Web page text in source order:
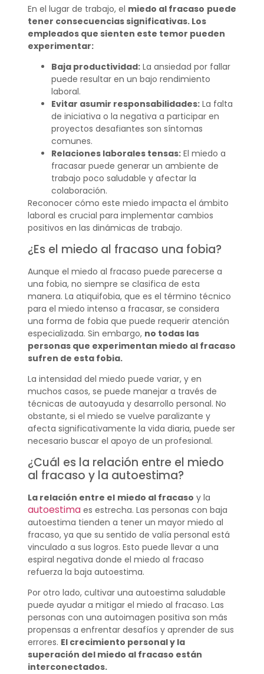
En el lugar de trabajo, el miedo al fracaso puede
tener consecuencias significativas. Los
empleados que sienten este temor pueden
experimentar:
Baja productividad:La ansiedad por fallar
puede resultar en un bajo rendimiento
laboral.
Evitar asumir responsabilidades:La falta
de iniciativa o la negativa a participar en
proyectos desafiantes son síntomas
comunes.
Relaciones laborales tensas:El miedo a
fracasar puede generar un ambiente de
trabajo poco saludable y afectar la
colaboración.
Reconocer cómo este miedo impacta el ámbito
laboral es crucial para implementar cambios
positivos en las dinámicas de trabajo.
¿Es el miedo al fracaso una fobia?
Aunque el miedo al fracaso puede parecerse a
una fobia, no siempre se clasifica de esta
manera. La atiquifobia, que es el término técnico
para el miedo intenso a fracasar, se considera
una forma de fobia que puede requerir atención
especializada. Sin embargo, no todas las
personas que experimentan miedo al fracaso
sufren de esta fobia.
La intensidad del miedo puede variar, y en
muchos casos, se puede manejar a través de
técnicas de autoayuda y desarrollo personal. No
obstante, si el miedo se vuelve paralizante y
afecta significativamente la vida diaria, puede ser
necesario buscar el apoyo de un profesional.
¿Cuál es la relación entre el miedo
al fracaso y la autoestima?
La relación entre el miedo al fracaso y la
autoestimaes estrecha. Las personas con baja
autoestima tienden a tener un mayor miedo al
fracaso, ya que su sentido de valía personal está
vinculado a sus logros. Esto puede llevar a una
espiral negativa donde el miedo al fracaso
refuerza la baja autoestima.
Por otro lado, cultivar una autoestima saludable
puede ayudar a mitigar el miedo al fracaso. Las
personas con una autoimagen positiva son más
propensas a enfrentar desafíos y aprender de sus
errores. El crecimiento personal y la
superación del miedo al fracaso están
interconectados.